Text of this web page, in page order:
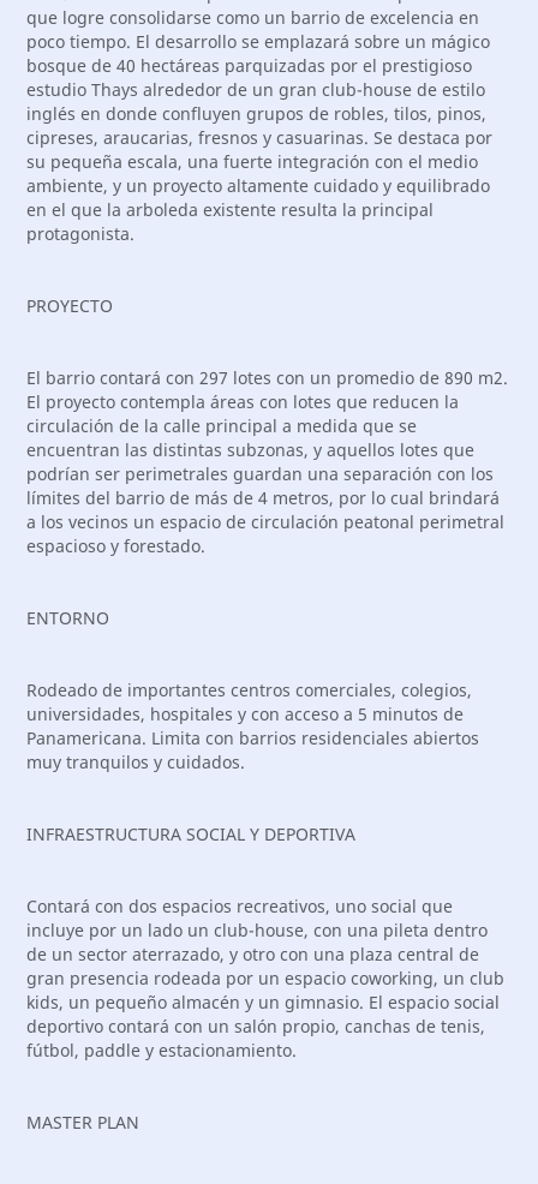
que logre consolidarse como un barrio de excelencia en
poco tiempo. El desarrollo se emplazará sobre un mágico
bosque de 40 hectáreas parquizadas por el prestigioso
estudio Thays alrededor de un gran club-house de estilo
inglés en donde confluyen grupos de robles, tilos, pinos,
cipreses, araucarias, fresnos y casuarinas. Se destaca por
su pequeña escala, una fuerte integración con el medio
ambiente, y un proyecto altamente cuidado y equilibrado
en el que la arboleda existente resulta la principal
protagonista.
PROYECTO
El barrio contará con 297 lotes con un promedio de 890 m2.
El proyecto contempla áreas con lotes que reducen la
circulación de la calle principal a medida que se
encuentran las distintas subzonas, y aquellos lotes que
podrían ser perimetrales guardan una separación con los
límites del barrio de más de 4 metros, por lo cual brindará
a los vecinos un espacio de circulación peatonal perimetral
espacioso y forestado.
ENTORNO
Rodeado de importantes centros comerciales, colegios,
universidades, hospitales y con acceso a 5 minutos de
Panamericana. Limita con barrios residenciales abiertos
muy tranquilos y cuidados.
INFRAESTRUCTURA SOCIAL Y DEPORTIVA
Contará con dos espacios recreativos, uno social que
incluye por un lado un club-house, con una pileta dentro
de un sector aterrazado, y otro con una plaza central de
gran presencia rodeada por un espacio coworking, un club
kids, un pequeño almacén y un gimnasio. El espacio social
deportivo contará con un salón propio, canchas de tenis,
fútbol, paddle y estacionamiento.
MASTER PLAN